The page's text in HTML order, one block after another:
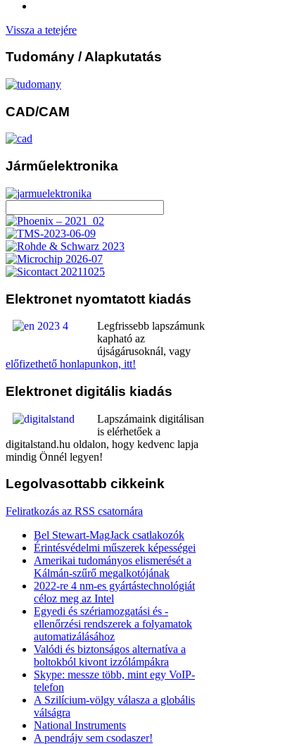
Vissza a tetejére
Tudomány / Alapkutatás
CAD/CAM
Járműelektronika
Elektronet nyomtatott kiadás
Legfrissebb lapszámunk
kapható az
újságárusoknál, vagy
előfizethető honlapunkon, itt!
Elektronet digitális kiadás
Lapszámaink digitálisan
is elérhetőek a
digitalstand.hu oldalon, hogy kedvenc lapja
mindig Önnél legyen!
Legolvasottabb cikkeink
Feliratkozás az RSS csatornára
Bel Stewart-MagJack csatlakozók
Érintésvédelmi műszerek képességei
Amerikai tudományos elismerését a
Kálmán-szűrő megalkotójának
2022-re 4 nm-es gyártástechnológiát
céloz meg az Intel
Egyedi és szériamozgatási és -
ellenőrzési rendszerek a folyamatok
automatizálásához
Valódi és biztonságos alternatíva a
boltokból kivont izzólámpákra
Skype: messze több, mint egy VoIP-
telefon
A Szilícium-völgy válasza a globális
válságra
National Instruments
A pendrájv sem csodaszer!